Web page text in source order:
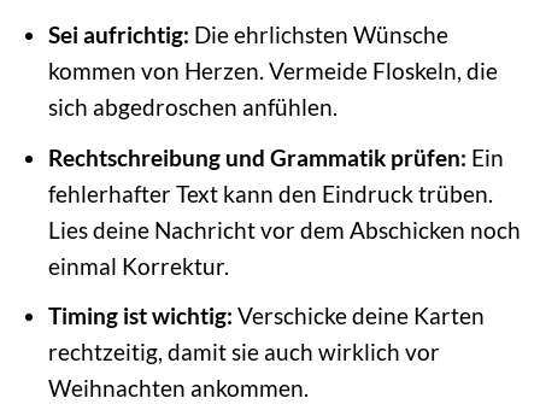
Sei aufrichtig: Die ehrlichsten Wünsche
kommen von Herzen. Vermeide Floskeln, die
sich abgedroschen anfühlen.
Rechtschreibung und Grammatik prüfen: Ein
fehlerhafter Text kann den Eindruck trüben.
Lies deine Nachricht vor dem Abschicken noch
einmal Korrektur.
Timing ist wichtig: Verschicke deine Karten
rechtzeitig, damit sie auch wirklich vor
Weihnachten ankommen.